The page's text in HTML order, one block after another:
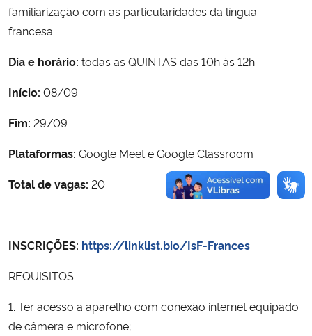
familiarização com as particularidades da língua
francesa.
Dia e horário: todas as QUINTAS das 10h às 12h
Início: 08/09
Fim: 29/09
Plataformas: Google Meet e Google Classroom
Total de vagas: 20
INSCRIÇÕES: https://linklist.bio/IsF-Frances
REQUISITOS:
1. Ter acesso a aparelho com conexão internet equipado
de câmera e microfone;